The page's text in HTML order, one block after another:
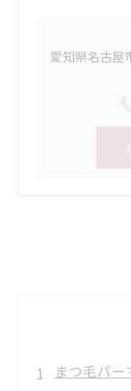
愛知県名古屋
まつ毛パ